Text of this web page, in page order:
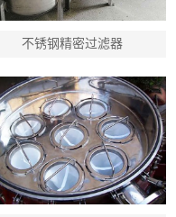
不锈钢精密过滤器